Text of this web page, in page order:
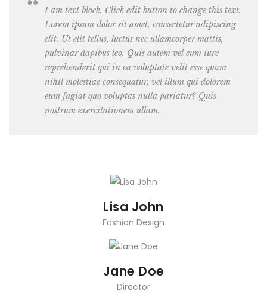
I am text block. Click edit button to change this text.
Lorem ipsum dolor sit amet, consectetur adipiscing
elit. Ut elit tellus, luctus nec ullamcorper mattis,
pulvinar dapibus leo. Quis autem vel eum iure
reprehenderit qui in ea voluptate velit esse quam
nihil molestiae consequatur, vel illum qui dolorem
eum fugiat quo voluptas nulla pariatur? Quis
nostrum exercitationem ullam.
Lisa John
Fashion Design
Jane Doe
Director